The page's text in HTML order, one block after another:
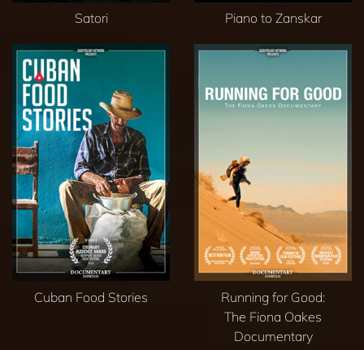
Satori Piano to Zanskar
Cuban Food Stories
Running for Good:
The Fiona Oakes
Documentary